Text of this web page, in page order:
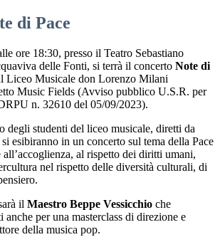
di Pace
ore 18:30, presso il Teatro Sebastiano
delle Fonti, si terrà il concerto Note di
Liceo Musicale don Lorenzo Milani
Music Fields (Avviso pubblico U.S.R. per
n. 32610 del 05/09/2023).
degli studenti del liceo musicale, diretti da
esibiranno in un concerto sul tema della Pace
al rispetto dei diritti umani,
nel rispetto delle diversità culturali, di
il Maestro Beppe Vessicchio che
anche per una masterclass di direzione e
della musica pop.